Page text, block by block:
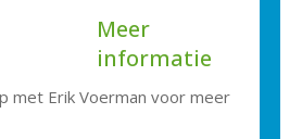
Meer
informatie
met Erik Voerman voor meer